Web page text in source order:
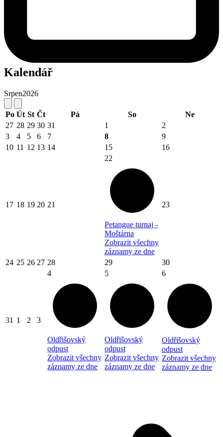
Kalendář
Srpen2026
Po Út St Čt Pá So
Ne
27 28 29 30 31 1
2
3
4 5 6 7 8
9
10 11 12 13 14 15 16
17 18 19 20 21
22
Petangue turnaj -
Moštárna
Zobrazit všechny
záznamy ze dne
23
24 25 26 27 28 29 30
31 1 2 3
4
Oldřišovský
odpust
Zobrazit všechny
záznamy ze dne
5
Oldřišovský
odpust
Zobrazit všechny
záznamy ze dne
6
Oldřišovský
odpust
Zobrazit všechny
záznamy ze dne